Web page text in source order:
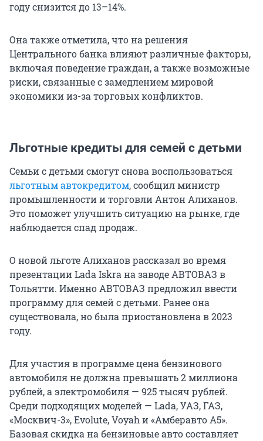
году снизится до 13–14%.
Она также отметила, что на решения
Центрального банка влияют различные факторы,
включая поведение граждан, а также возможные
риски, связанные с замедлением мировой
экономики из-за торговых конфликтов.
Льготные кредиты для семей с детьми
Семьи с детьми смогут снова воспользоваться
льготным автокредитом, сообщил министр
промышленности и торговли Антон Алиханов.
Это поможет улучшить ситуацию на рынке, где
наблюдается спад продаж.
О новой льготе Алиханов рассказал во время
презентации Lada Iskra на заводе АВТОВАЗ в
Тольятти. Именно АВТОВАЗ предложил ввести
программу для семей с детьми. Ранее она
существовала, но была приостановлена в 2023
году.
Для участия в программе цена бензинового
автомобиля не должна превышать 2 миллиона
рублей, а электромобиля — 925 тысяч рублей.
Среди подходящих моделей — Lada, УАЗ, ГАЗ,
«Москвич-3», Evolute, Voyah и «Амберавто А5».
Базовая скидка на бензиновые авто составляет